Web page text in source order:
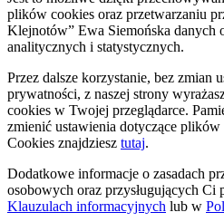
plików cookies oraz przetwarzaniu
Klejnotów” Ewa Siemońska danych
analitycznych i statystycznych.
Przez dalsze korzystanie, bez zmian
prywatności, z naszej strony
cookies w Twojej przeglądarce.
zmienić ustawienia dotyczące
Cookies znajdziesz tutaj.
Dodatkowe informacje o zasadach
osobowych oraz przysługujących Ci
Klauzulach informacyjnych lub w